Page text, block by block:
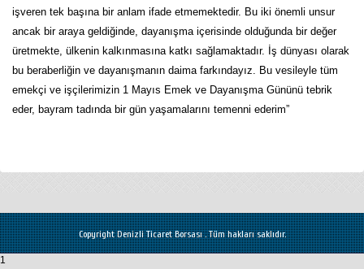
işveren tek başına bir anlam ifade etmemektedir. Bu iki önemli unsur
ancak bir araya geldiğinde, dayanışma içerisinde olduğunda bir değer
üretmekte, ülkenin kalkınmasına katkı sağlamaktadır. İş dünyası olarak
bu beraberliğin ve dayanışmanın daima farkındayız. Bu vesileyle tüm
emekçi ve işçilerimizin 1 Mayıs Emek ve Dayanışma Gününü tebrik
eder, bayram tadında bir gün yaşamalarını temenni ederim”
Copyright Denizli Ticaret Borsası . Tüm hakları saklıdır.
1